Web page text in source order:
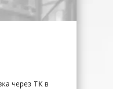
через ТК в